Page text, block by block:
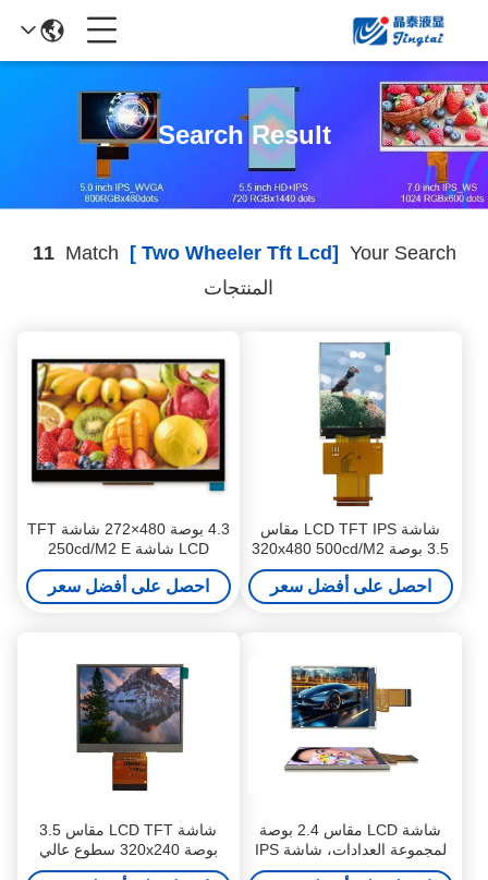
Search Result
Your Search
[two Wheeler Tft Lcd ]
11
المنتجات
شاشة LCD TFT IPS مقاس
3.5 بوصة 320x480 500cd/M2
للوحات القيادة ذات العجلتين
احصل على أفضل سعر
4.3 بوصة 480×272 شاشة TFT
LCD شاشة 250cd/M2 E
مجموعة أدوات الدراجة النارية
شاشة TFT LCD
احصل على أفضل سعر
شاشة LCD مقاس 2.4 بوصة
لمجموعة العدادات، شاشة IPS
TFT LCD، زاوية رؤية كاملة
شاشة LCD TFT مقاس 3.5
بوصة 320x240 سطوع عالي
1000cd/M2 لشاشات دراجات E